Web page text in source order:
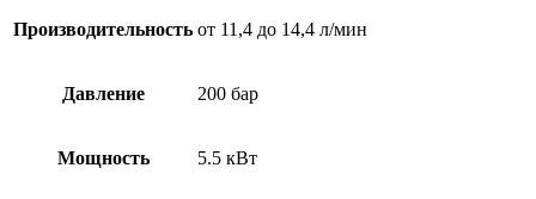
Производительность от 11,4 до 14,4 л/мин
Давление 200 бар
Мощность 5.5 кВт